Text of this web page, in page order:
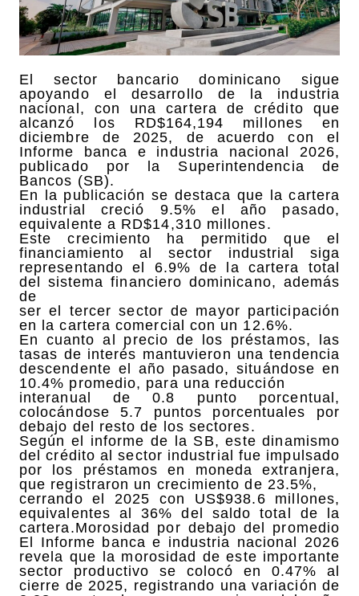
El sector bancario dominicano sigue
apoyando el desarrollo de la industria
nacional, con una cartera de crédito que
alcanzó los RD$164,194 millones en
diciembre de 2025, de acuerdo con el
Informe banca e industria nacional 2026,
publicado por la Superintendencia de
Bancos (SB).
En la publicación se destaca que la cartera
industrial creció 9.5% el año pasado,
equivalente a RD$14,310 millones.
Este crecimiento ha permitido que el
financiamiento al sector industrial siga
representando el 6.9% de la cartera total
del sistema financiero dominicano, además
de
ser el tercer sector de mayor participación
en la cartera comercial con un 12.6%.
En cuanto al precio de los préstamos, las
tasas de interés mantuvieron una tendencia
descendente el año pasado, situándose en
10.4% promedio, para una reducción
interanual de 0.8 punto porcentual,
colocándose 5.7 puntos porcentuales por
debajo del resto de los sectores.
Según el informe de la SB, este dinamismo
del crédito al sector industrial fue impulsado
por los préstamos en moneda extranjera,
que registraron un crecimiento de 23.5%,
cerrando el 2025 con US$938.6 millones,
equivalentes al 36% del saldo total de la
cartera.Morosidad por debajo del promedio
El Informe banca e industria nacional 2026
revela que la morosidad de este importante
sector productivo se colocó en 0.47% al
cierre de 2025, registrando una variación de